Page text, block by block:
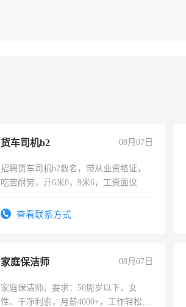
货车司机b2 08月07日
招聘货车司机b2数名，带从业资格证，
吃苦耐劳，开6米8，9米6，工资面议
查看联系方式
家庭保洁师 08月07日
家庭保洁师。要求：50周岁以下、女
性、干净利索，月薪4000+，工作轻松，